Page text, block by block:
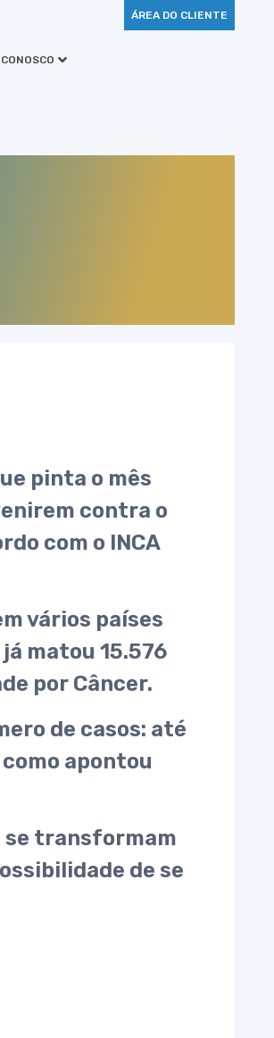
ÁREA DO CLIENTE
pinta o mês
contra o
com o INCA
vários países
matou 15.576
por Câncer.
de casos: até
apontou
se transformam
de se